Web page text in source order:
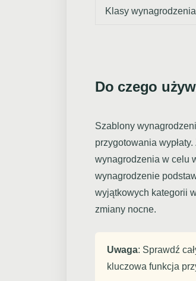
Klasy wynagrodzenia
Do czego
Szablony
przygotowania
wynagrodzenia w celu
wynagrodzenie
wyjątkowych kategorii
zmiany nocne.
Uwaga: Sprawdź
kluczowa funkcja